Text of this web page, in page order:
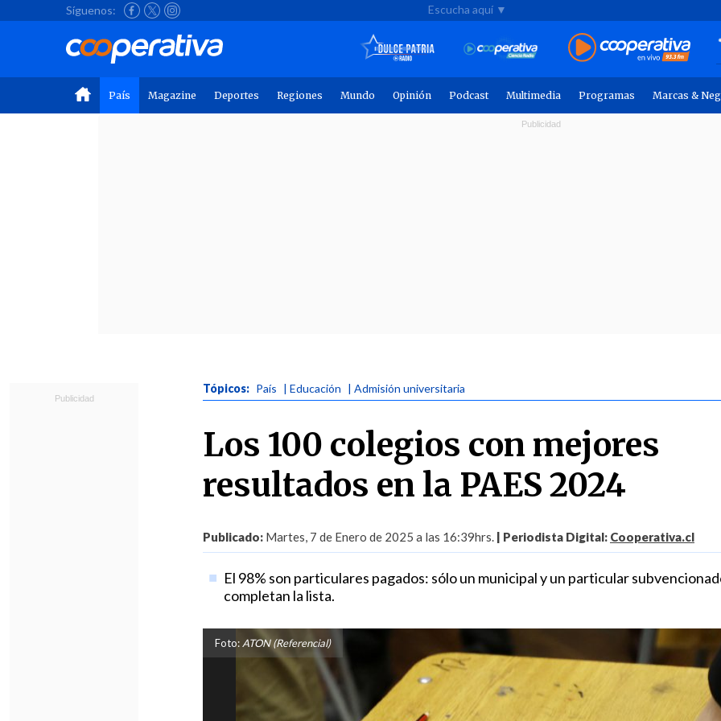
Síguenos: Escucha aquí ▼
País Magazine Deportes Regiones Mundo Opinión Podcast Multimedia Programas Marcas &
Tópicos: País | Educación | Admisión universitaria
Los 100 colegios con mejores
resultados en la PAES 2024
Publicado: Martes, 7 de Enero de 2025 a las 16:39hrs. | Periodista Digital: Cooperativa.cl
El 98% son particulares pagados: sólo un municipal y un particular
completan la lista.
Foto: ATON (Referencial)